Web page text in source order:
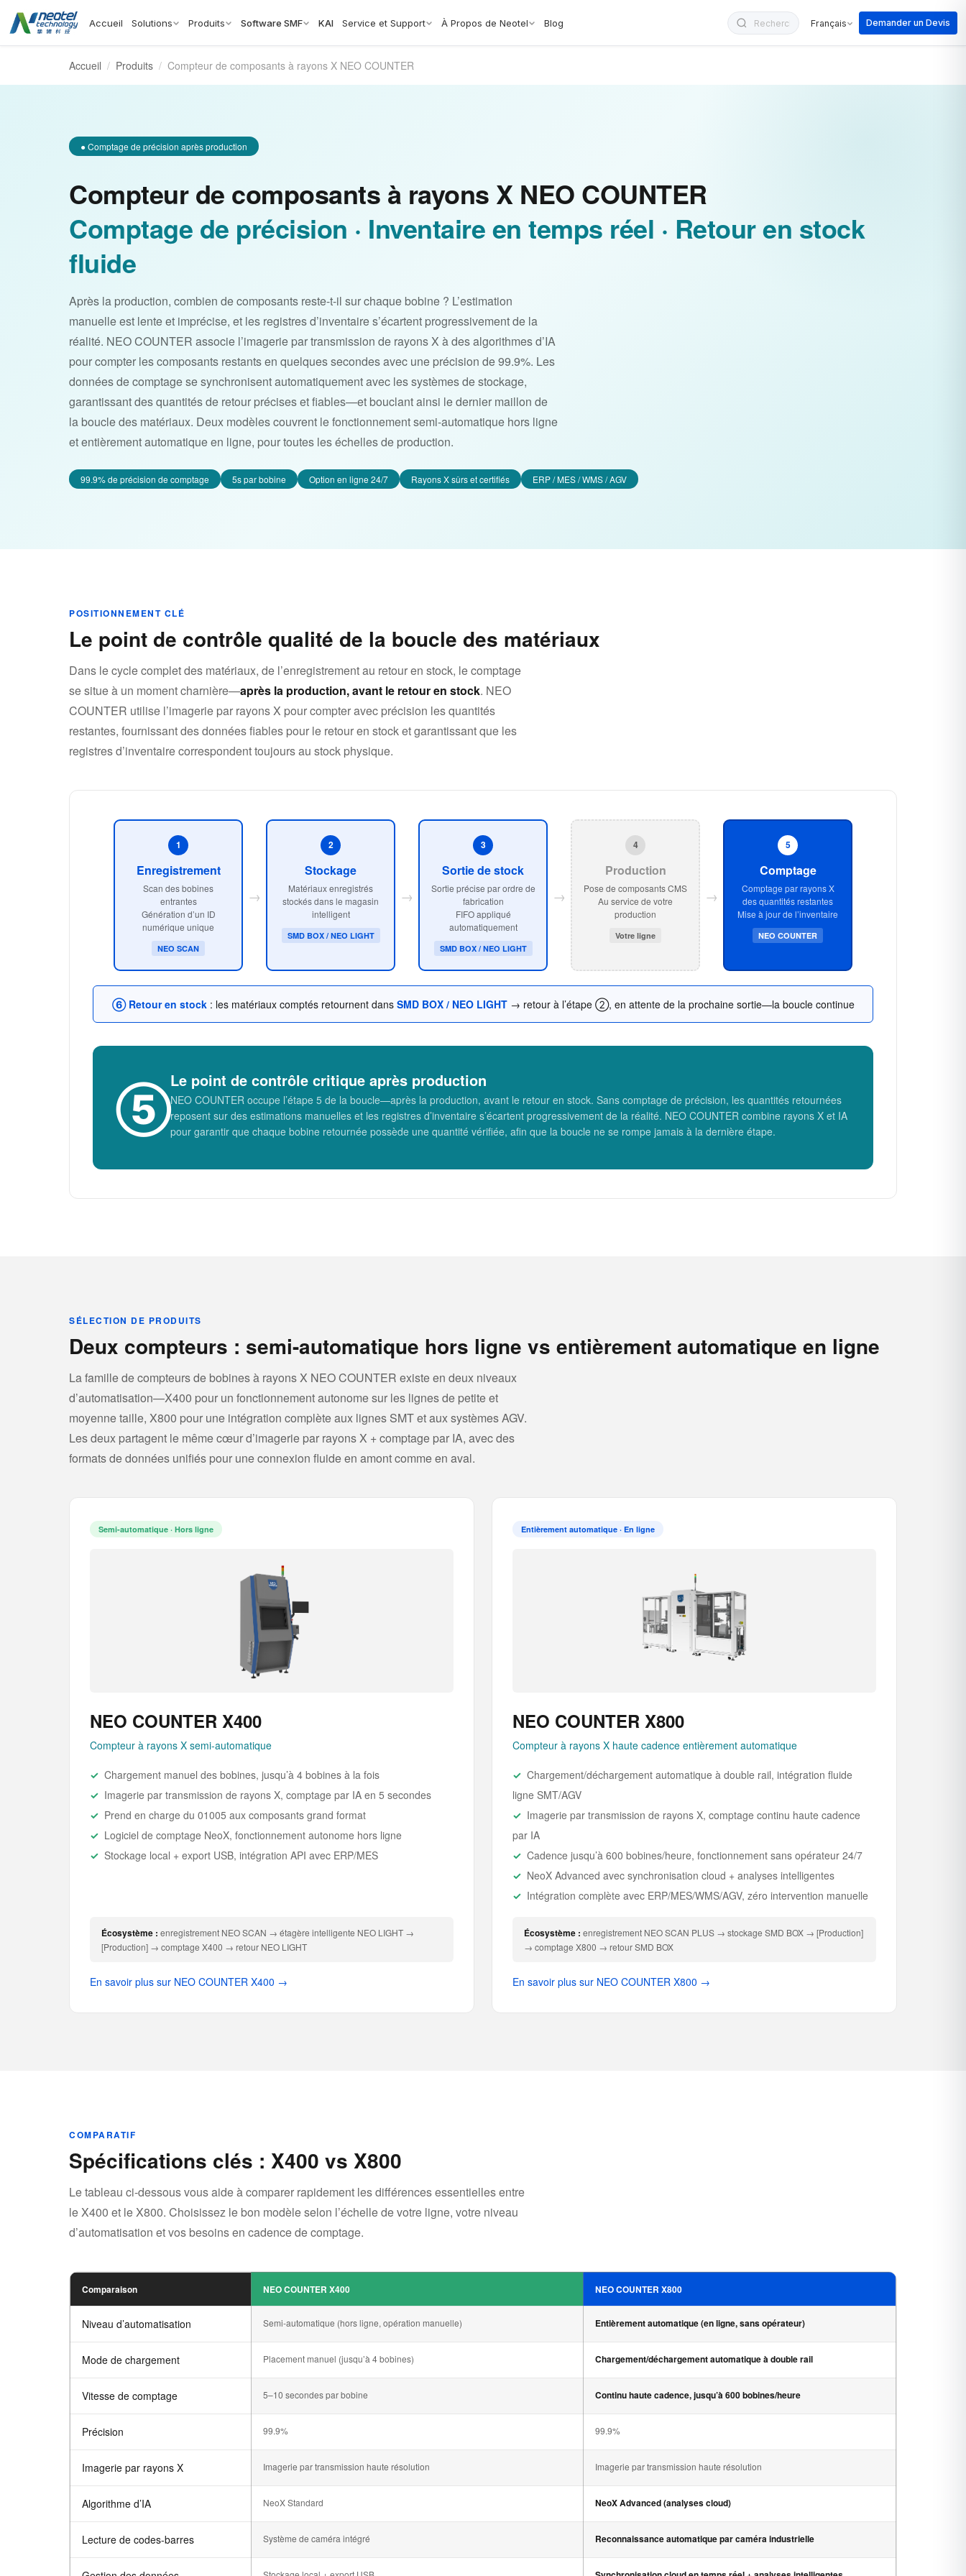
Accueil Solutions Produits Software SMF KAI Service et Support À Propos de Neotel Blog Français Demander un Devis
Accueil / Produits / Compteur de composants à rayons X NEO COUNTER
● Comptage de précision après production
Compteur de composants à rayons X NEO COUNTER
Comptage de précision · Inventaire en temps réel · Retour en stock
fluide
Après la production, combien de composants reste-t-il sur chaque bobine ? L’estimation
manuelle est lente et imprécise, et les registres d’inventaire s’écartent progressivement de la
réalité. NEO COUNTER associe l’imagerie par transmission de rayons X à des algorithmes d’IA
pour compter les composants restants en quelques secondes avec une précision de 99.9%. Les
données de comptage se synchronisent automatiquement avec les systèmes de stockage,
garantissant des quantités de retour précises et fiables—et bouclant ainsi le dernier maillon de
la boucle des matériaux. Deux modèles couvrent le fonctionnement semi-automatique hors ligne
et entièrement automatique en ligne, pour toutes les échelles de production.
99.9% de précision de comptage 5s par bobine Option en ligne 24/7 Rayons X sûrs et certifiés ERP / MES / WMS / AGV
POSITIONNEMENT CLÉ
Le point de contrôle qualité de la boucle des matériaux
Dans le cycle complet des matériaux, de l’enregistrement au retour en stock, le comptage
se situe à un moment charnière—après la production, avant le retour en stock. NEO
COUNTER utilise l’imagerie par rayons X pour compter avec précision les quantités
restantes, fournissant des données fiables pour le retour en stock et garantissant que les
registres d’inventaire correspondent toujours au stock physique.
1
Enregistrement
Scan des bobines
entrantes
Génération d’un ID
numérique unique
NEO SCAN
→
2
Stockage
Matériaux enregistrés
stockés dans le magasin
intelligent
SMD BOX / NEO LIGHT
→
3
Sortie de stock
Sortie précise par ordre de
fabrication
FIFO appliqué
automatiquement
SMD BOX / NEO LIGHT
→
4
Production
Pose de composants CMS
Au service de votre
production
Votre ligne
→
5
Comptage
Comptage par rayons X
des quantités restantes
Mise à jour de l’inventaire
NEO COUNTER
⑥ Retour en stock: les matériaux comptés retournent dans SMD BOX / NEO LIGHT→ retour à l’étape ②, en attente de la prochaine sortie—la boucle continue
⑤Le point de contrôle critique après production
NEO COUNTER occupe l’étape 5 de la boucle—après la production, avant le retour en stock. Sans comptage de précision, les quantités retournées
reposent sur des estimations manuelles et les registres d’inventaire s’écartent progressivement de la réalité. NEO COUNTER combine rayons X et IA
pour garantir que chaque bobine retournée possède une quantité vérifiée, afin que la boucle ne se rompe jamais à la dernière étape.
SÉLECTION DE PRODUITS
Deux compteurs : semi-automatique hors ligne vs entièrement automatique en ligne
La famille de compteurs de bobines à rayons X NEO COUNTER existe en deux niveaux
d’automatisation—X400 pour un fonctionnement autonome sur les lignes de petite et
moyenne taille, X800 pour une intégration complète aux lignes SMT et aux systèmes AGV.
Les deux partagent le même cœur d’imagerie par rayons X + comptage par IA, avec des
formats de données unifiés pour une connexion fluide en amont comme en aval.
Semi-automatique · Hors ligne
NEO COUNTER X400
Compteur à rayons X semi-automatique
Chargement manuel des bobines, jusqu’à 4 bobines à la fois
Imagerie par transmission de rayons X, comptage par IA en 5 secondes
Prend en charge du 01005 aux composants grand format
Logiciel de comptage NeoX, fonctionnement autonome hors ligne
Stockage local + export USB, intégration API avec ERP/MES
Écosystème : enregistrement NEO SCAN → étagère intelligente NEO LIGHT →
[Production] → comptage X400 → retour NEO LIGHT
En savoir plus sur NEO COUNTER X400 →
Entièrement automatique · En ligne
NEO COUNTER X800
Compteur à rayons X haute cadence entièrement automatique
Chargement/déchargement automatique à double rail, intégration fluide
ligne SMT/AGV
Imagerie par transmission de rayons X, comptage continu haute cadence
par IA
Cadence jusqu’à 600 bobines/heure, fonctionnement sans opérateur 24/7
NeoX Advanced avec synchronisation cloud + analyses intelligentes
Intégration complète avec ERP/MES/WMS/AGV, zéro intervention manuelle
Écosystème : enregistrement NEO SCAN PLUS → stockage SMD BOX → [Production]
→ comptage X800 → retour SMD BOX
En savoir plus sur NEO COUNTER X800 →
COMPARATIF
Spécifications clés : X400 vs X800
Le tableau ci-dessous vous aide à comparer rapidement les différences essentielles entre
le X400 et le X800. Choisissez le bon modèle selon l’échelle de votre ligne, votre niveau
d’automatisation et vos besoins en cadence de comptage.
Comparaison NEO COUNTER X400 NEO COUNTER X800
Niveau d’automatisation Semi-automatique (hors ligne, opération manuelle) Entièrement automatique (en ligne, sans opérateur)
Mode de chargement Placement manuel (jusqu’à 4 bobines) Chargement/déchargement automatique à double rail
Vitesse de comptage 5–10 secondes par bobine Continu haute cadence, jusqu’à 600 bobines/heure
Précision 99.9% 99.9%
Imagerie par rayons X Imagerie par transmission haute résolution Imagerie par transmission haute résolution
Algorithme d’IA NeoX Standard NeoX Advanced (analyses cloud)
Lecture de codes-barres Système de caméra intégré Reconnaissance automatique par caméra industrielle